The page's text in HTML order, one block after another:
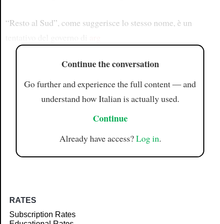
“Resto al Sud”, come suggerisce lo stesso nome, è un
Continue the conversation
Go further and experience the full content — and
understand how Italian is actually used.
Continue
Already have access?Log in.
RATES
Subscription Rates